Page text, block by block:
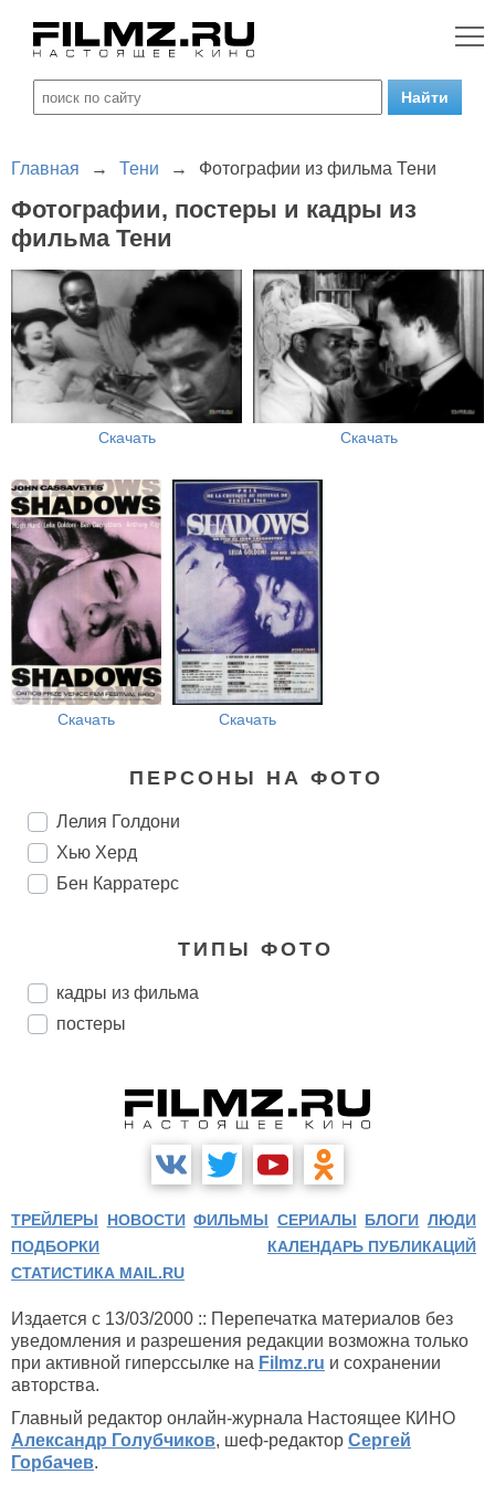
Главная → Тени → Фотографии из фильма Тени
Фотографии, постеры и кадры из
фильма Тени
Скачать Скачать
Скачать Скачать
ПЕРСОНЫ НА ФОТО
Лелия Голдони
Хью Херд
Бен Карратерс
ТИПЫ ФОТО
кадры из фильма
постеры
ТРЕЙЛЕРЫ НОВОСТИ ФИЛЬМЫ СЕРИАЛЫ БЛОГИ ЛЮДИ
ПОДБОРКИ
КАЛЕНДАРЬ ПУБЛИКАЦИЙ
СТАТИСТИКА MAIL.RU
Издается с 13/03/2000 :: Перепечатка материалов без
уведомления и разрешения редакции возможна только
при активной гиперссылке на Filmz.ru и сохранении
авторства.
Главный редактор онлайн-журнала Настоящее КИНО
Александр Голубчиков, шеф-редактор Сергей
Горбачев.